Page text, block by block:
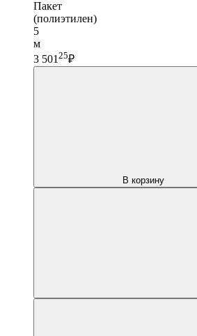
Пакет
(полиэтилен)
5
м
3 501 25₽
В корзину